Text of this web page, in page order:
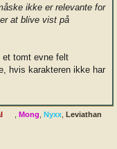
ikke er relevante for
at blive vist på
et tomt evne felt
hvis karakteren ikke har
Mong Nyxx, Leviathan